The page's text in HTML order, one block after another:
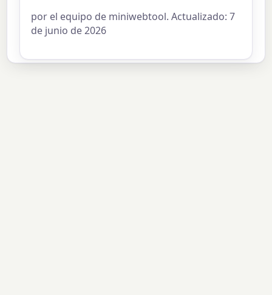
por el equipo de miniwebtool. Actualizado: 7
de junio de 2026